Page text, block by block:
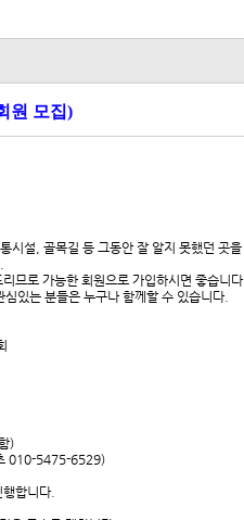
원 모집)
시설, 골목길 등 그동안 잘 알지 못했던 곳을
므로 가능한 회원으로 가입하시면 좋습니다.
있는 분들은 누구나 함께할 수 있습니다.
)
010-5475-6529)
합니다.